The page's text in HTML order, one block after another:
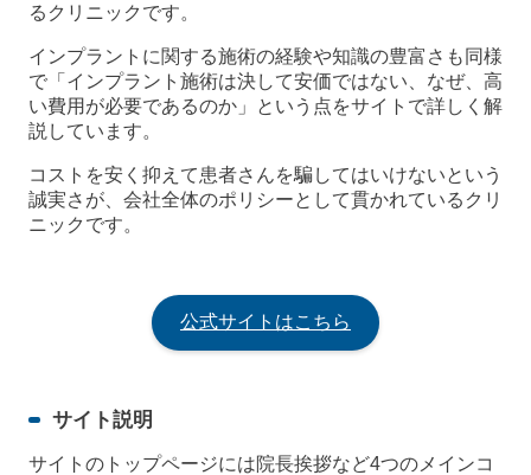
るクリニックです。
インプラントに関する施術の経験や知識の豊富さも同様
で「インプラント施術は決して安価ではない、なぜ、高
い費用が必要であるのか」という点をサイトで詳しく解
説しています。
コストを安く抑えて患者さんを騙してはいけないという
誠実さが、会社全体のポリシーとして貫かれているクリ
ニックです。
公式サイトはこちら
サイト説明
サイトのトップページには院長挨拶など4つのメインコ